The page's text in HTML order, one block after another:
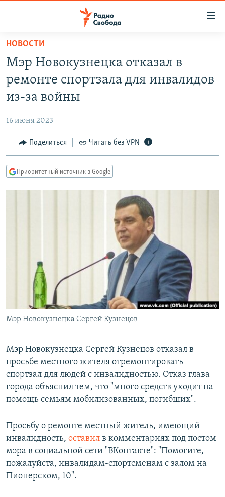
упрощенного
доступа
основному
Вернутся
Вернутся
ПОДКАСТЫ
АВТОРСКИЕ ПРОЕКТЫ
МНЕНИЯ
КУЛЬТУРА
КАВКАЗ.РЕАЛИИ
ПОДПИШИТЕСЬ НА РАССЫЛКУ
СОЦИАЛЬНЫЕ СЕТИ
Все сайты РСЕ/РС
НОВОСТИ
Мэр Новокузнецка отказал в
ремонте спортзала для инвалидов
из-за войны
16 июня 2023
Поделиться Читать без VPN
Приоритетный источник в Google
Мэр Новокузнецка Сергей Кузнецов
Мэр Новокузнецка Сергей Кузнецов отказал в
просьбе местного жителя отремонтировать
спортзал для людей с инвалидностью. Отказ глава
города объяснил тем, что "много средств уходит на
помощь семьям мобилизованных, погибших".
Просьбу о ремонте местный житель, имеющий
инвалидность, оставил в комментариях под постом
мэра в социальной сети "ВКонтакте": "Помогите,
пожалуйста, инвалидам-спортсменам с залом на
Пионерском, 10".